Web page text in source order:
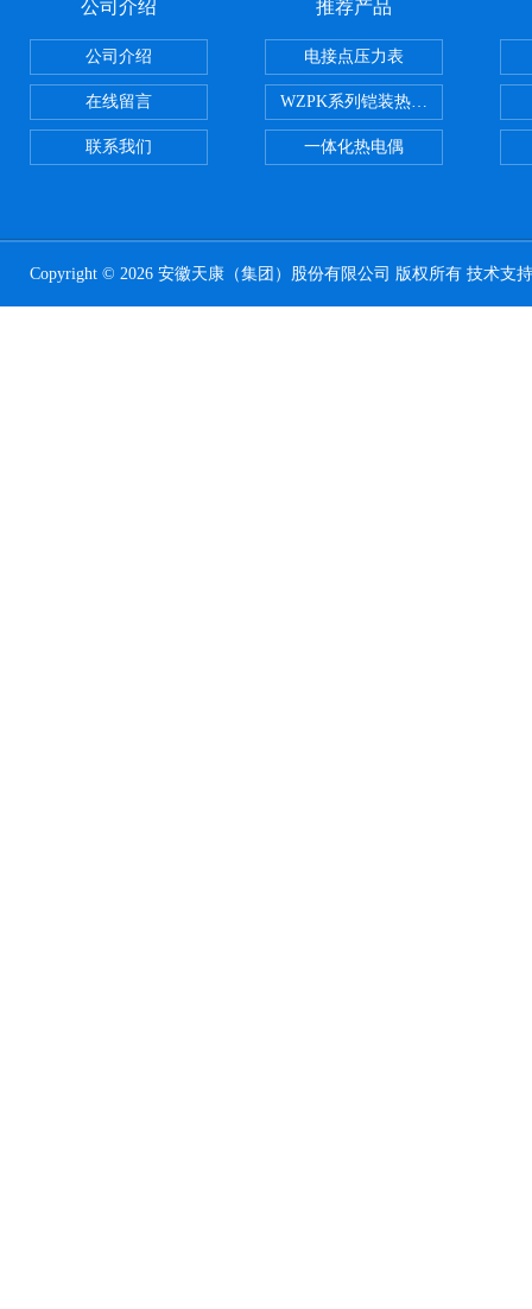
公司介绍
公司介绍
在线留言
联系我们
推荐产品
电接点压力表
WZPK系列铠装热电阻
一体化热电偶
Copyright © 2026 安徽天康（集团）股份有限公司 版权所有 技术支